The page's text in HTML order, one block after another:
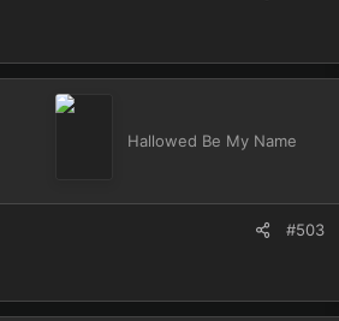
Hallowed Be My Name
#503